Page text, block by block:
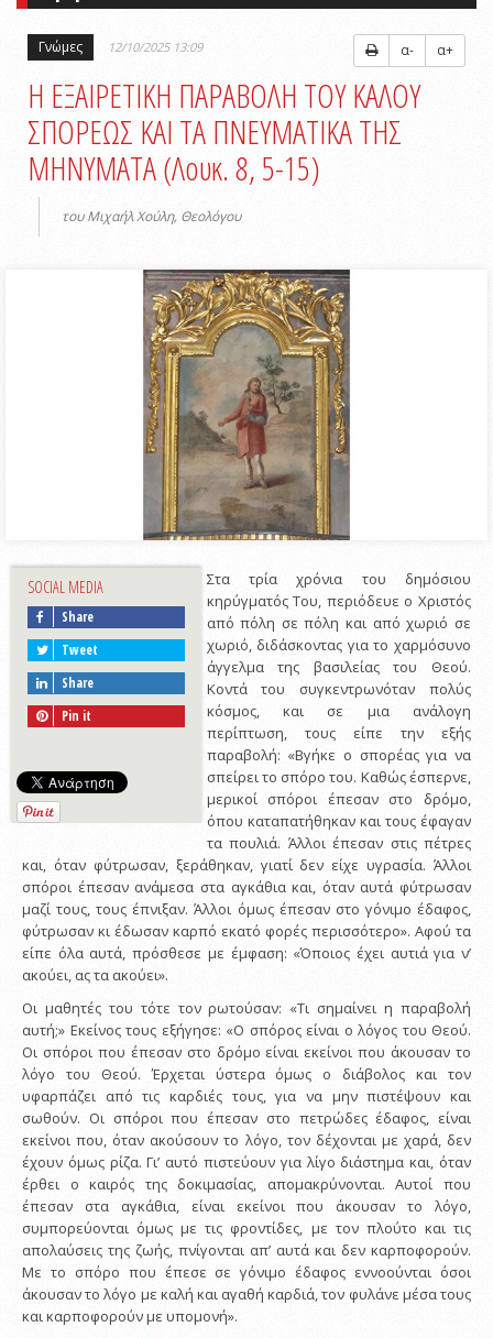
Γνώμες 12/10/2025 13:09 α- α+
Η ΕΞΑΙΡΕΤΙΚΗ ΠΑΡΑΒΟΛΗ ΤΟΥ ΚΑΛΟΥ
ΣΠΟΡΕΩΣ ΚΑΙ ΤΑ ΠΝΕΥΜΑΤΙΚΑ ΤΗΣ
ΜΗΝΥΜΑΤΑ (Λουκ. 8, 5-15)
του Μιχαήλ Χούλη, Θεολόγου
SOCIAL MEDIA
Share
Tweet
Share
Pin it
Στα τρία χρόνια του δημόσιου
κηρύγματός Του, περιόδευε ο Χριστός
από πόλη σε πόλη και από χωριό σε
χωριό, διδάσκοντας για το χαρμόσυνο
άγγελμα της βασιλείας του Θεού.
Κοντά του συγκεντρωνόταν πολύς
κόσμος, και σε μια ανάλογη
περίπτωση, τους είπε την εξής
παραβολή: «Βγήκε ο σπορέας για να
σπείρει το σπόρο του. Καθώς έσπερνε,
μερικοί σπόροι έπεσαν στο δρόμο,
όπου καταπατήθηκαν και τους έφαγαν
τα πουλιά. Άλλοι έπεσαν στις πέτρες
και, όταν φύτρωσαν, ξεράθηκαν, γιατί δεν είχε υγρασία. Άλλοι
σπόροι έπεσαν ανάμεσα στα αγκάθια και, όταν αυτά φύτρωσαν
μαζί τους, τους έπνιξαν. Άλλοι όμως έπεσαν στο γόνιμο έδαφος,
φύτρωσαν κι έδωσαν καρπό εκατό φορές περισσότερο». Αφού τα
είπε όλα αυτά, πρόσθεσε με έμφαση: «Όποιος έχει αυτιά για ν’
ακούει, ας τα ακούει».
Οι μαθητές του τότε τον ρωτούσαν: «Τι σημαίνει η παραβολή
αυτή;» Εκείνος τους εξήγησε: «Ο σπόρος είναι ο λόγος του Θεού.
Οι σπόροι που έπεσαν στο δρόμο είναι εκείνοι που άκουσαν το
λόγο του Θεού. Έρχεται ύστερα όμως ο διάβολος και τον
υφαρπάζει από τις καρδιές τους, για να μην πιστέψουν και
σωθούν. Οι σπόροι που έπεσαν στο πετρώδες έδαφος, είναι
εκείνοι που, όταν ακούσουν το λόγο, τον δέχονται με χαρά, δεν
έχουν όμως ρίζα. Γι’ αυτό πιστεύουν για λίγο διάστημα και, όταν
έρθει ο καιρός της δοκιμασίας, απομακρύνονται. Αυτοί που
έπεσαν στα αγκάθια, είναι εκείνοι που άκουσαν το λόγο,
συμπορεύονται όμως με τις φροντίδες, με τον πλούτο και τις
απολαύσεις της ζωής, πνίγονται απ’ αυτά και δεν καρποφορούν.
Με το σπόρο που έπεσε σε γόνιμο έδαφος εννοούνται όσοι
άκουσαν το λόγο με καλή και αγαθή καρδιά, τον φυλάνε μέσα τους
και καρποφορούν με υπομονή».